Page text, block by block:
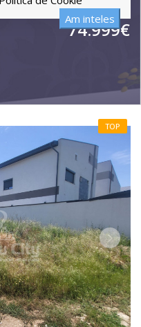
Am inteles
74.999€
TOP